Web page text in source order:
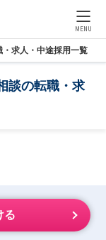
MENU
・求人・中途採用一覧
談の転職・求
る